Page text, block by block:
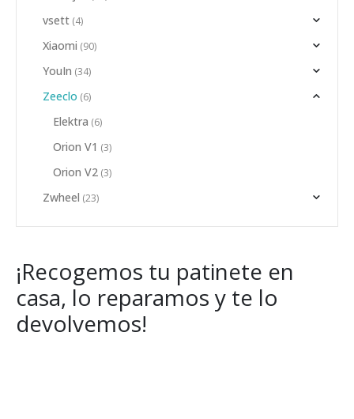
vsett (4)
Xiaomi (90)
YouIn (34)
Zeeclo (6)
Elektra (6)
Orion V1 (3)
Orion V2 (3)
Zwheel (23)
¡Recogemos tu patinete en
casa, lo reparamos y te lo
devolvemos!